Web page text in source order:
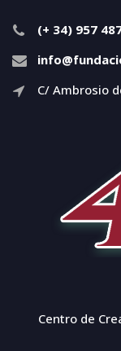
(+ 34) 957
C/ Ambrosio
Centro de